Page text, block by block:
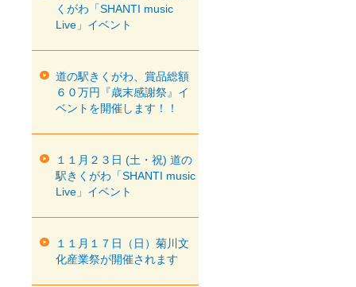
くがわ「SHANTI music
Live」イベント
道の駅きくがわ、賞品総額
６０万円『歳末感謝祭』イ
ベントを開催します！！
１１月２３日 (土・祝) 道の
駅きくがわ「SHANTI music
Live」イベント
１１月１７日（日）菊川文
化産業祭が開催されます